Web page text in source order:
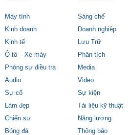
Máy tính
Sáng chế
Kinh doanh
Doanh nghiệp
Kinh tế
Lưu Trữ
Ô tô – Xe máy
Phân tích
Phóng sự điều tra
Media
Audio
Video
Sự cố
Sự kiện
Làm đẹp
Tài liệu kỹ thuật
Chiến sự
Năng lượng
Bóng đá
Thông báo